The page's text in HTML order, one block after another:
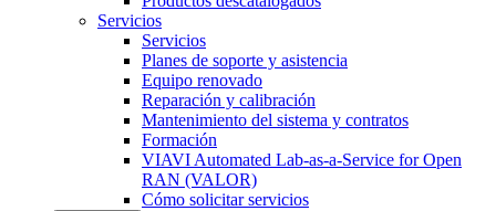
Servicios
Servicios
Planes de soporte y asistencia
Equipo renovado
Reparación y calibración
Mantenimiento del sistema y contratos
Formación
VIAVI Automated Lab-as-a-Service for Open
RAN (VALOR)
Cómo solicitar servicios